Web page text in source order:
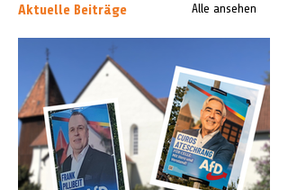
Aktuelle Beiträge Alle ansehen